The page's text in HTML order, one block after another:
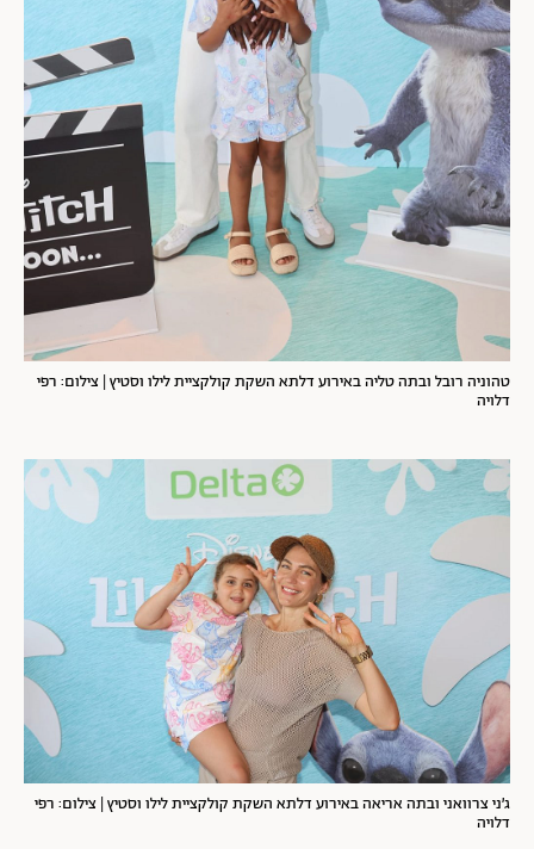
טהוניה רובל ובתה טליה באירוע דלתא השקת קולקציית לילו וסטיץ | צילום: רפי
דלויה
ג’ני צרוואני ובתה אריאה באירוע דלתא השקת קולקציית לילו וסטיץ | צילום: רפי
דלויה